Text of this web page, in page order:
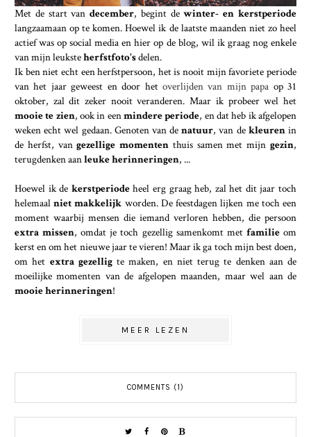
Met de start vandecember, begint dewinter- en kerstperiode
langzaamaan op te komen. Hoewel ik de laatste maanden niet zo heel
actief was op social media en hier op de blog, wil ik graag nog enkele
van mijn leuksteherfstfoto'sdelen.
Ik ben niet echt een herfstpersoon, het is nooit mijn favoriete periode
van het jaar geweest en door het overlijden van mijn papa op 31
oktober, zal dit zeker nooit veranderen. Maar ik probeer wel het
mooie te zien, ook in eenmindere periode, en dat heb ik afgelopen
weken echt wel gedaan. Genoten van denatuur, van de kleurenin
de herfst, vangezellige momenten thuis samen met mijngezin,
terugdenken aanleuke herinneringen, ...
Hoewel ik de kerstperiodeheel erg graag heb, zal het dit jaar toch
helemaal niet makkelijk worden. De feestdagen lijken me toch een
moment waarbij mensen die iemand verloren hebben, die persoon
extra missen, omdat je toch gezellig samenkomt met familieom
kerst en om het nieuwe jaar te vieren! Maar ik ga toch mijn best doen,
om het extra gezelligte maken, en niet terug te denken aan de
moeilijke momenten van de afgelopen maanden, maar wel aan de
mooie herinneringen!
MEER LEZEN
COMMENTS (1)